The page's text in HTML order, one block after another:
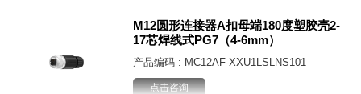
M12圆形连接器A扣母端180度塑胶壳2-
17芯焊线式PG7（4-6mm）
产品编码 : MC12AF-XXU1LSLNS101
点击咨询